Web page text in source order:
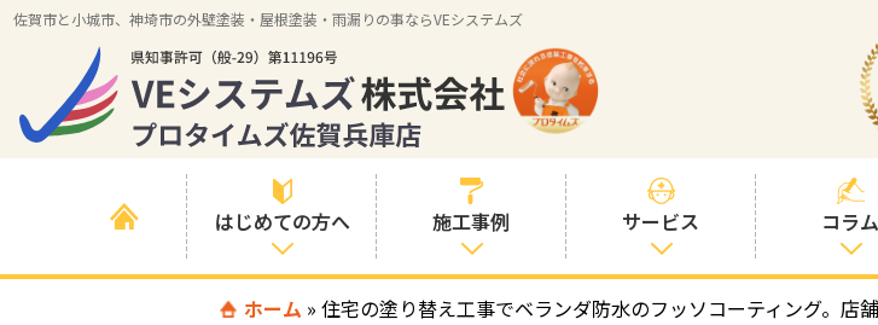
佐賀市と小城市、神埼市の外壁塗装・屋根塗装・雨漏りの事ならVEシステムズ
はじめての方へ
はじめて外壁塗
施工事例
すべての事例
サービス
塗装プランと価
コラム
社長コラム
ホーム » 住宅の塗り替え工事でベランダ防水のフッソコーティング。店